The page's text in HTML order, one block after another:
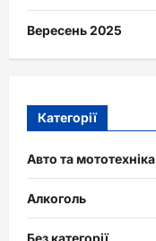
Вересень 2025
Категорії
Авто та мототехніка
Алкоголь
Без категорії